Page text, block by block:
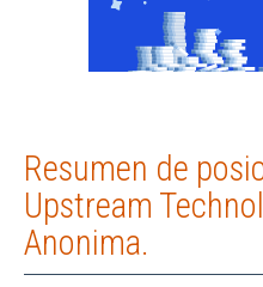
Resumen de
Upstream
Anonima.